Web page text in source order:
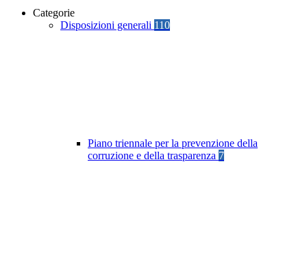
Categorie
Disposizioni generali 110
Piano triennale per la prevenzione della
corruzione e della trasparenza 7